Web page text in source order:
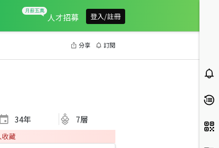
人才招募 登入/註冊
分享 訂閱
34年 7層
收藏